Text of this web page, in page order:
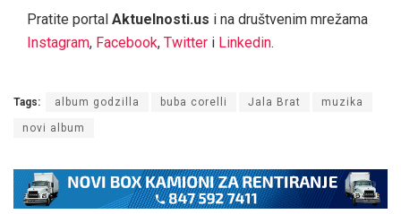
Pratite portal Aktuelnosti.us i na društvenim mrežama
Instagram, Facebook, Twitter i Linkedin.
Tags: album godzilla buba corelli Jala Brat muzika
novi album